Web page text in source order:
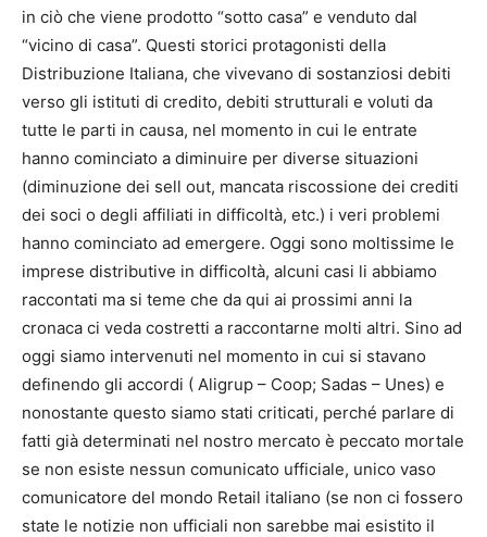
in ciò che viene prodotto “sotto casa” e venduto dal
“vicino di casa”. Questi storici protagonisti della
Distribuzione Italiana, che vivevano di sostanziosi debiti
verso gli istituti di credito, debiti strutturali e voluti da
tutte le parti in causa, nel momento in cui le entrate
hanno cominciato a diminuire per diverse situazioni
(diminuzione dei sell out, mancata riscossione dei crediti
dei soci o degli affiliati in difficoltà, etc.) i veri problemi
hanno cominciato ad emergere. Oggi sono moltissime le
imprese distributive in difficoltà, alcuni casi li abbiamo
raccontati ma si teme che da qui ai prossimi anni la
cronaca ci veda costretti a raccontarne molti altri. Sino ad
oggi siamo intervenuti nel momento in cui si stavano
definendo gli accordi ( Aligrup – Coop; Sadas – Unes) e
nonostante questo siamo stati criticati, perché parlare di
fatti già determinati nel nostro mercato è peccato mortale
se non esiste nessun comunicato ufficiale, unico vaso
comunicatore del mondo Retail italiano (se non ci fossero
state le notizie non ufficiali non sarebbe mai esistito il